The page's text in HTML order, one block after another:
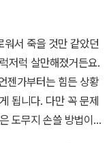
년 전인 1947년에 문
다. 앙드레 지드의
히는 《좁은 문》은 1
발표된 《배덕자》와
인습과 도덕의 속박
하고 만다. 한편 《좁
자기 자신을 구속하고,
워서 죽을 것만 같았던
저럭 살만해졌거든요.
젠가부터는 힘든 상황
됩니다. 다만 꼭 문제
도무지 손쓸 방법이